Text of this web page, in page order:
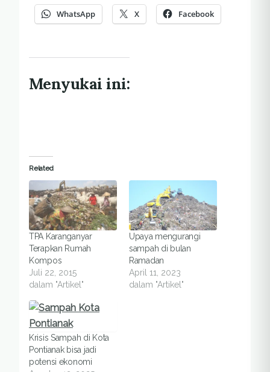
WhatsApp X Facebook
Menyukai ini:
Related
TPA Karanganyar
Terapkan Rumah
Kompos
Juli 22, 2015
dalam "Artikel"
Upaya mengurangi
sampah di bulan
Ramadan
April 11, 2023
dalam "Artikel"
Krisis Sampah di Kota
Pontianak bisa jadi
potensi ekonomi